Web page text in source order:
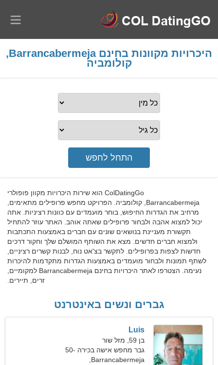
היכרויות מקוונות בחינם Barrancabermeja,
קולומביה
ColDatingGo הוא שירות היכרויות מקוון פופולרי
Barrancabermeja, קולומביה. הפרויקט מחפש פרופילים מתאימים,
מרחיב את הגדרות החיפוש, בוחר מועמדים עם כוונות רציניות. אתה
יכול למצוא אהבה ולבחור פרופילים שאתה אוהב. האתר עוזר להתחיל
תקשורת מעניינת בנושאים שונים עם חברים באמצעות התכתבות
ולמצוא חברים חדשים. מצא את השותף המושלם שלך וחקור דרכים
חדשות לצפות בפרופילים. לתקשר בצ'אט נוח, לבנות קשרים רציניים,
לשתף תמונות ולבחור מועמדים באמצעות הגדרות מתקדמות להיכרות
נעימה. הצטרפו לאתר היכרויות בחינם Barrancabermeja למקומיים,
זרים, תיירים.
גברים ונשים באינטרנט
Luis
בן 59, מזל שור
גבר מחפש אישה בכירה 50-
57